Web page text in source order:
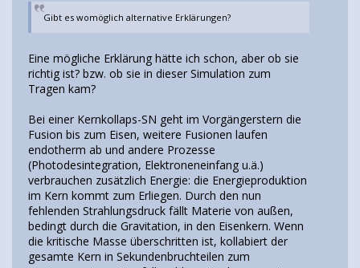
Gibt es womöglich alternative Erklärungen?
Eine mögliche Erklärung hätte ich schon, aber ob sie
richtig ist? bzw. ob sie in dieser Simulation zum
Tragen kam?
Bei einer Kernkollaps-SN geht im Vorgängerstern die
Fusion bis zum Eisen, weitere Fusionen laufen
endotherm ab und andere Prozesse
(Photodesintegration, Elektroneneinfang u.ä.)
verbrauchen zusätzlich Energie: die Energieproduktion
im Kern kommt zum Erliegen. Durch den nun
fehlenden Strahlungsdruck fällt Materie von außen,
bedingt durch die Gravitation, in den Eisenkern. Wenn
die kritische Masse überschritten ist, kollabiert der
gesamte Kern in Sekundenbruchteilen zum